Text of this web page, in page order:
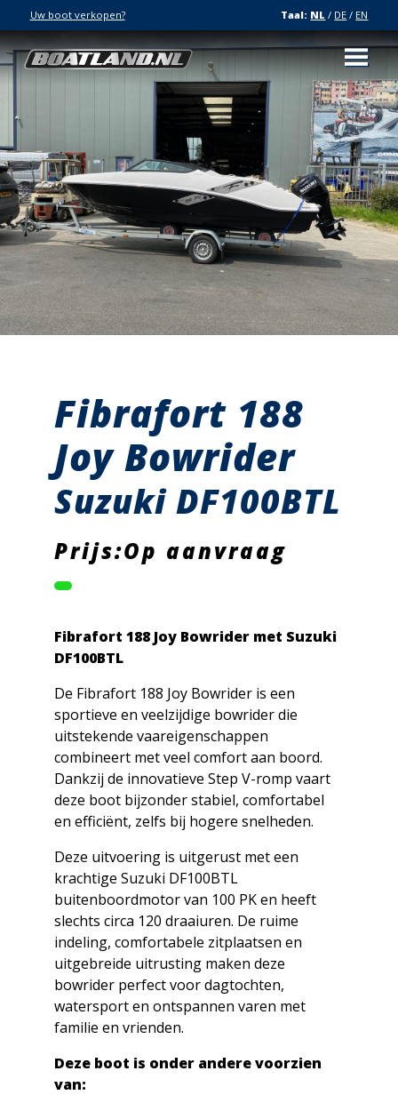
Uw boot verkopen? Taal: NL / DE / EN
Fibrafort 188
Joy Bowrider
Suzuki DF100BTL
Prijs:Op aanvraag
Fibrafort 188 Joy Bowrider met Suzuki
DF100BTL
De Fibrafort 188 Joy Bowrider is een
sportieve en veelzijdige bowrider die
uitstekende vaareigenschappen
combineert met veel comfort aan boord.
Dankzij de innovatieve Step V-romp vaart
deze boot bijzonder stabiel, comfortabel
en efficiënt, zelfs bij hogere snelheden.
Deze uitvoering is uitgerust met een
krachtige Suzuki DF100BTL
buitenboordmotor van 100 PK en heeft
slechts circa 120 draaiuren. De ruime
indeling, comfortabele zitplaatsen en
uitgebreide uitrusting maken deze
bowrider perfect voor dagtochten,
watersport en ontspannen varen met
familie en vrienden.
Deze boot is onder andere voorzien
van: